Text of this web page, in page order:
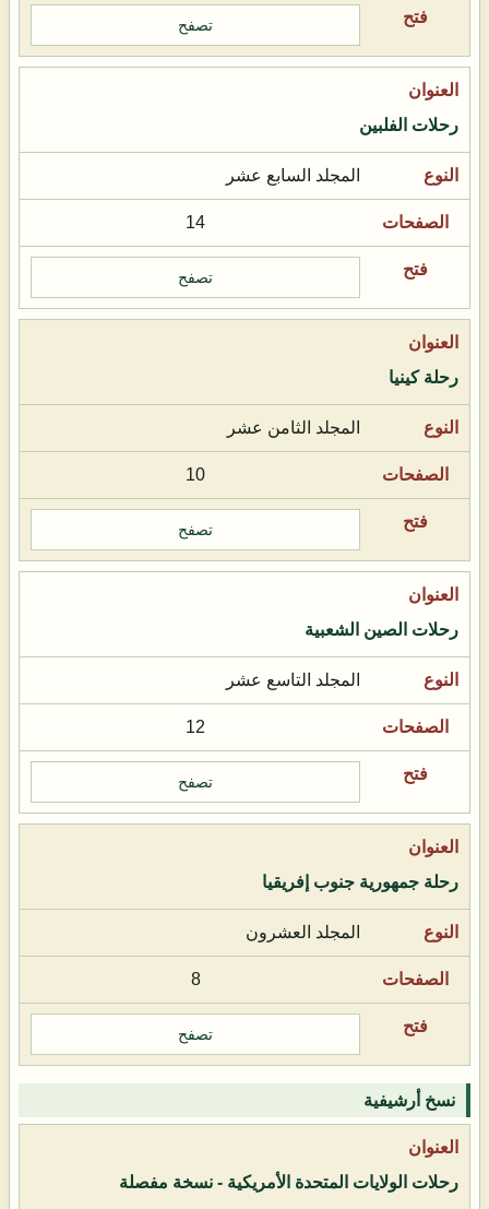
تصفح
رحلات الفلبين
المجلد السابع عشر
14
تصفح
رحلة كينيا
المجلد الثامن عشر
10
تصفح
رحلات الصين الشعبية
المجلد التاسع عشر
12
تصفح
رحلة جمهورية جنوب إفريقيا
المجلد العشرون
8
تصفح
نسخ أرشيفية
رحلات الولايات المتحدة الأمريكية - نسخة مفصلة